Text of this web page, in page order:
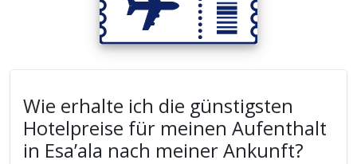
Wie erhalte ich die günstigsten
Hotelpreise für meinen Aufenthalt
in Esa’ala nach meiner Ankunft?